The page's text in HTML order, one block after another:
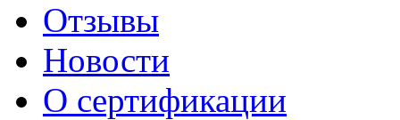
Отзывы
Новости
О сертификации